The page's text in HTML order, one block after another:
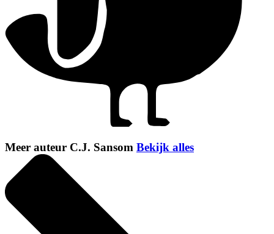
Meer auteur C.J. Sansom Bekijk alles